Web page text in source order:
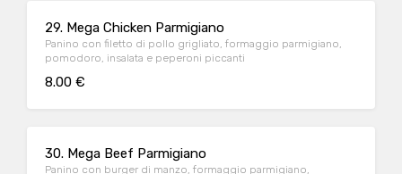
29. Mega Chicken Parmigiano
Panino con filetto di pollo grigliato, formaggio parmigiano,
pomodoro, insalata e peperoni piccanti
8.00 €
30. Mega Beef Parmigiano
Panino con burger di manzo, formaggio parmigiano,